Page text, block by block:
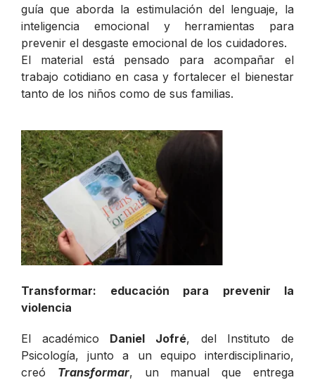
guía que aborda la estimulación del lenguaje, la
inteligencia emocional y herramientas para
prevenir el desgaste emocional de los cuidadores.
El material está pensado para acompañar el
trabajo cotidiano en casa y fortalecer el bienestar
tanto de los niños como de sus familias.
Transformar: educación para prevenir la
violencia
El académico Daniel Jofré, del Instituto de
Psicología, junto a un equipo interdisciplinario,
creó Transformar, un manual que entrega